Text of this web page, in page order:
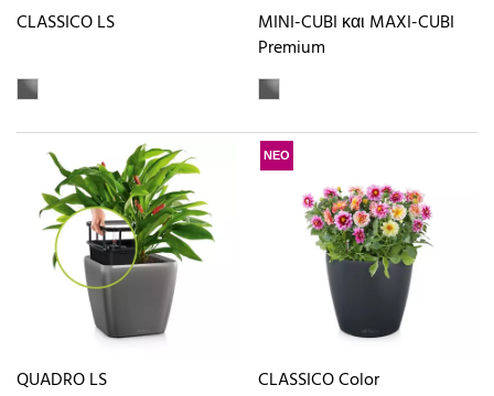
CLASSICO LS
MINI-CUBI και MAXI-CUBI
Premium
QUADRO LS
ΝΕΟ
CLASSICO Color